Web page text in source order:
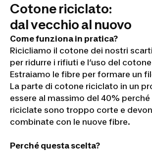
Cotone riciclato:
dal vecchio al nuovo
Come funziona in pratica?
Ricicliamo il cotone dei nostri
per ridurre i rifiuti e l’uso del
Estraiamo le fibre per formare un
La parte di cotone riciclato in un
essere al massimo del 40%
riciclate sono troppo corte e
combinate con le nuove fibre.
Perché questa scelta?